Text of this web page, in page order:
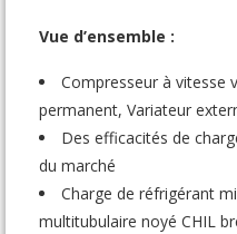
Vue d’ensemble :
Compresseur à vitesse
permanent, Variateur
Des efficacités de
du marché
Charge de réfrigérant
multitubulaire noyé CHIL